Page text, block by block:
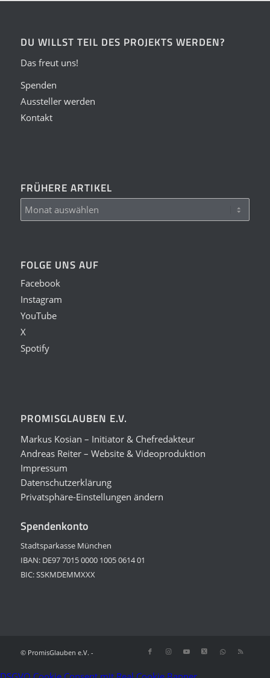
DU WILLST TEIL DES PROJEKTS WERDEN?
Das freut uns!
Spenden
Aussteller werden
Kontakt
FRÜHERE ARTIKEL
FOLGE UNS AUF
Facebook
Instagram
YouTube
X
Spotify
PROMISGLAUBEN E.V.
Markus Kosian – Initiator & Chefredakteur
Andreas Reiter – Website & Videoproduktion
Impressum
Datenschutzerklärung
Privatsphäre-Einstellungen ändern
Spendenkonto
Stadtsparkasse München
IBAN: DE97 7015 0000 1005 0614 01
BIC: SSKMDEMMXXX
© PromisGlauben e.V. -